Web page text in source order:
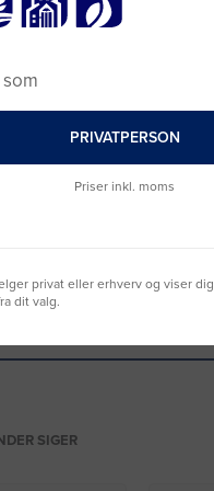
SIGER
PRIVATPERSON
Priser inkl. moms
privat eller erhverv og viser
dit valg.